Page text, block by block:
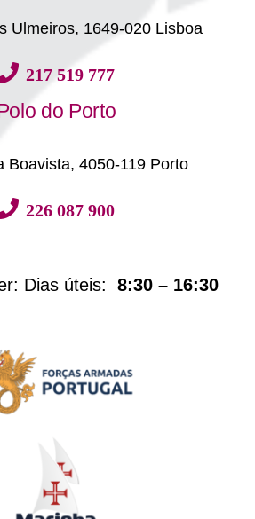
Ulmeiros, 1649-020 Lisboa
217 519 777
do Porto
Boavista, 4050-119 Porto
226 087 900
Dias úteis: 8:30 – 16:30